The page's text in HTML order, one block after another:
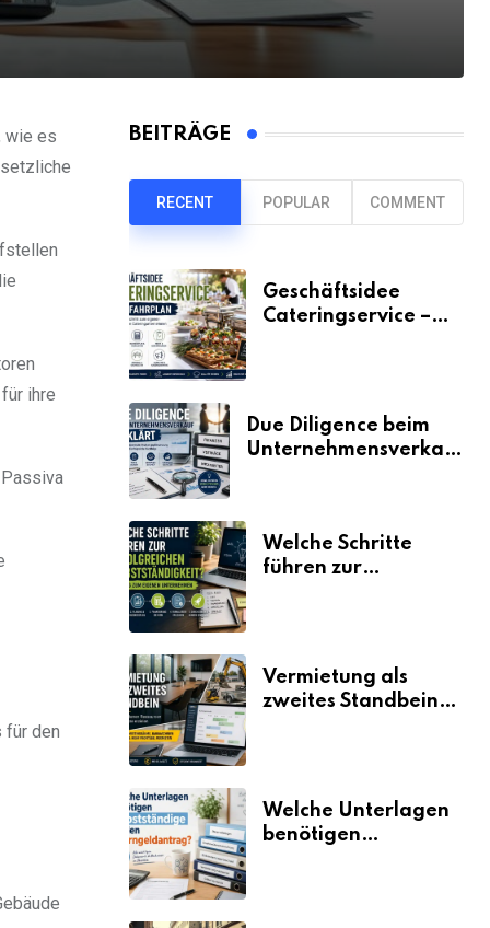
wie es
ihre
für den
BEITRÄGE
RECENT POPULAR COMMENT
Geschäftsidee
Cateringservice –
Due Diligence beim
Unternehmensverkauf
Welche Schritte
führen zur
Vermietung als
zweites Standbein:
Umsätze machen
Welche Unterlagen
benötigen